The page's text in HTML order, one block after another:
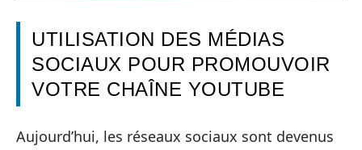
UTILISATION DES MÉDIAS
SOCIAUX POUR PROMOUVOIR
VOTRE CHAÎNE YOUTUBE
Aujourd’hui, les réseaux sociaux sont devenus